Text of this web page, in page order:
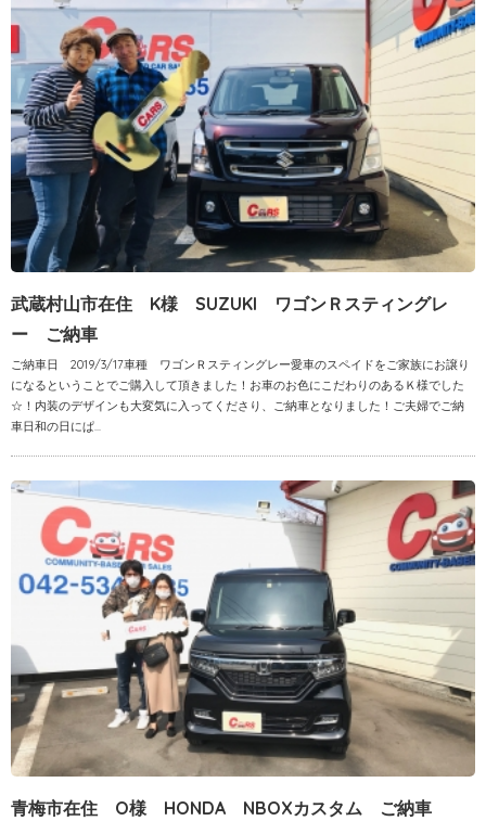
武蔵村山市在住 K様 SUZUKI ワゴンＲスティングレ
ー ご納車
ご納車日 2019/3/17車種 ワゴンＲスティングレー愛車のスペイドをご家族にお譲り
になるということでご購入して頂きました！お車のお色にこだわりのあるＫ様でした
☆！内装のデザインも大変気に入ってくださり、ご納車となりました！ご夫婦でご納
車日和の日にぱ...
青梅市在住 O様 HONDA NBOXカスタム ご納車